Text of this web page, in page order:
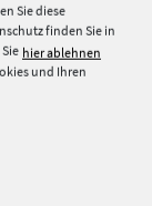
Sie diese
finden Sie in
hier ablehnen
und Ihren